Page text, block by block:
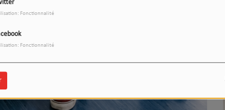
Fonctionnalité
Fonctionnalité